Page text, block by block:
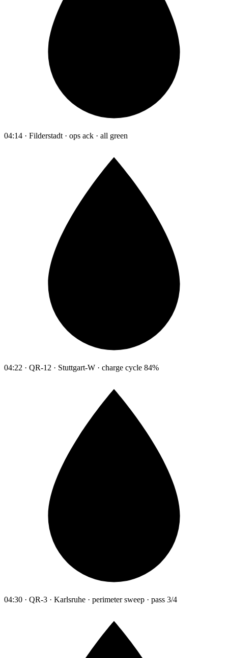
04:14 · Filderstadt · ops ack · all green
04:22 · QR-12 · Stuttgart-W · charge cycle 84%
04:30 · QR-3 · Karlsruhe · perimeter sweep · pass 3/4